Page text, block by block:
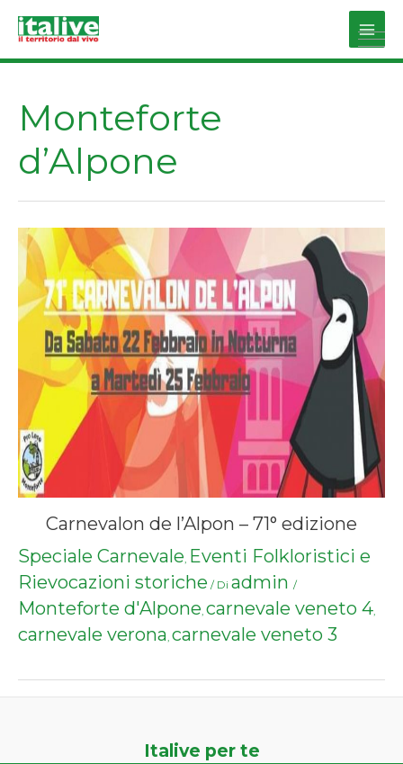
Main
Monteforte
d’Alpone
Carnevalon de l’Alpon – 71° edizione
Speciale Carnevale, Eventi Folkloristici e
Rievocazioni storiche / Di admin /
Monteforte d'Alpone, carnevale veneto 4,
carnevale verona, carnevale veneto 3
Italive per te